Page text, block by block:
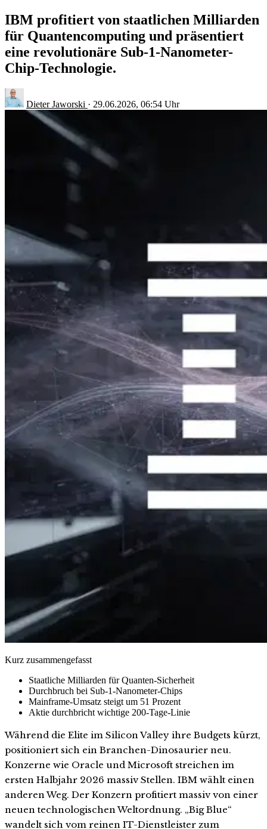
IBM profitiert von staatlichen Milliarden
für Quantencomputing und präsentiert
eine revolutionäre Sub-1-Nanometer-
Chip-Technologie.
Dieter Jaworski · 29.06.2026, 06:54 Uhr
Kurz zusammengefasst
Staatliche Milliarden für Quanten-Sicherheit
Durchbruch bei Sub-1-Nanometer-Chips
Mainframe-Umsatz steigt um 51 Prozent
Aktie durchbricht wichtige 200-Tage-Linie
Während die Elite im Silicon Valley ihre Budgets kürzt,
positioniert sich ein Branchen-Dinosaurier neu.
Konzerne wie Oracle und Microsoft streichen im
ersten Halbjahr 2026 massiv Stellen. IBM wählt einen
anderen Weg. Der Konzern profitiert massiv von einer
neuen technologischen Weltordnung. „Big Blue“
wandelt sich vom reinen IT-Dienstleister zum